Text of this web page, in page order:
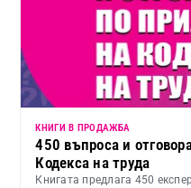
КНИГИ В ПРОДАЖБА
450 въпроса и
Кодекса на труда
Книгата предлага 450